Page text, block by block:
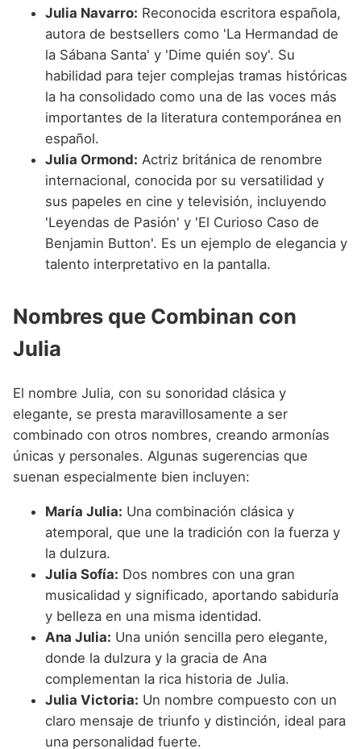
Julia Navarro: Reconocida escritora española,
autora de bestsellers como 'La Hermandad de
la Sábana Santa' y 'Dime quién soy'. Su
habilidad para tejer complejas tramas históricas
la ha consolidado como una de las voces más
importantes de la literatura contemporánea en
español.
Julia Ormond: Actriz británica de renombre
internacional, conocida por su versatilidad y
sus papeles en cine y televisión, incluyendo
'Leyendas de Pasión' y 'El Curioso Caso de
Benjamin Button'. Es un ejemplo de elegancia y
talento interpretativo en la pantalla.
Nombres que Combinan con
Julia
El nombre Julia, con su sonoridad clásica y
elegante, se presta maravillosamente a ser
combinado con otros nombres, creando armonías
únicas y personales. Algunas sugerencias que
suenan especialmente bien incluyen:
María Julia: Una combinación clásica y
atemporal, que une la tradición con la fuerza y
la dulzura.
Julia Sofía: Dos nombres con una gran
musicalidad y significado, aportando sabiduría
y belleza en una misma identidad.
Ana Julia: Una unión sencilla pero elegante,
donde la dulzura y la gracia de Ana
complementan la rica historia de Julia.
Julia Victoria: Un nombre compuesto con un
claro mensaje de triunfo y distinción, ideal para
una personalidad fuerte.